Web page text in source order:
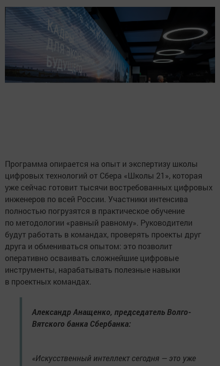
Программа опирается на опыт и экспертизу школы
цифровых технологий от Сбера «Школы 21», которая
уже сейчас готовит тысячи востребованных цифровых
инженеров по всей России. Участники интенсива
полностью погрузятся в практическое обучение
по методологии «равный равному». Руководители
будут работать в командах, проверять проекты друг
друга и обмениваться опытом: это позволит
оперативно осваивать сложнейшие цифровые
инструменты, нарабатывать полезные навыки
в проектных командах.
Александр Анащенко, председатель Волго-
Вятского банка Сбербанка:
«Искусственный интеллект сегодня — это уже